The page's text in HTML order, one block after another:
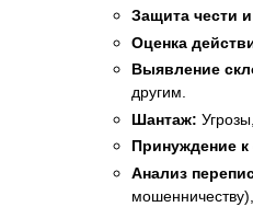
Защита чести
Оценка
Выявление
другим.
Шантаж:
Принуждение к
Анализ